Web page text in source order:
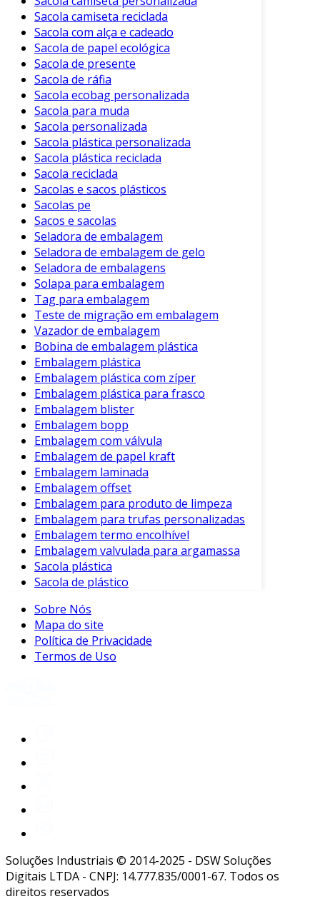
Sacola camiseta reciclada
Sacola com alça e cadeado
Sacola de papel ecológica
Sacola de presente
Sacola de ráfia
Sacola ecobag personalizada
Sacola para muda
Sacola personalizada
Sacola plástica personalizada
Sacola plástica reciclada
Sacola reciclada
Sacolas e sacos plásticos
Sacolas pe
Sacos e sacolas
Seladora de embalagem
Seladora de embalagem de gelo
Seladora de embalagens
Solapa para embalagem
Tag para embalagem
Teste de migração em embalagem
Vazador de embalagem
Bobina de embalagem plástica
Embalagem plástica
Embalagem plástica com zíper
Embalagem plástica para frasco
Embalagem blister
Embalagem bopp
Embalagem com válvula
Embalagem de papel kraft
Embalagem laminada
Embalagem offset
Embalagem para produto de limpeza
Embalagem para trufas personalizadas
Embalagem termo encolhível
Embalagem valvulada para argamassa
Sacola plástica
Sacola de plástico
Sobre Nós
Mapa do site
Política de Privacidade
Termos de Uso
Soluções Industriais © 2014-2025 - DSW Soluções
Digitais LTDA - CNPJ: 14.777.835/0001-67. Todos os
direitos reservados